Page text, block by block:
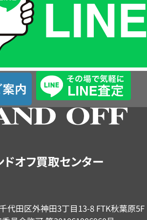
ドオフ買取センター
代田区外神田3丁目13-8 FTK秋葉原5F